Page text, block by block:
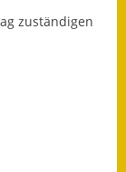
2019
zuständigen